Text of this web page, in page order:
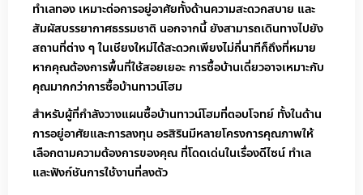
ทำเลทอง เหมาะต่อการอยู่อาศัยทั้งด้านความสะดวกสบาย และ
สัมผัสบรรยากาศธรรมชาติ นอกจากนี้ ยังสามารถเดินทางไปยัง
สถานที่ต่าง ๆ ในเชียงใหม่ได้สะดวกเพียงไม่กี่นาทีก็ถึงที่หมาย
หากคุณต้องการพื้นที่ใช้สอยเยอะ การซื้อบ้านเดี่ยวอาจเหมาะกับ
คุณมากกว่าการซื้อบ้านทาวน์โฮม
สำหรับผู้ที่กำลังวางแผนซื้อบ้านทาวน์โฮมที่ตอบโจทย์ ทั้งในด้าน
การอยู่อาศัยและการลงทุน อรสิรินมีหลายโครงการคุณภาพให้
เลือกตามความต้องการของคุณ ที่โดดเด่นในเรื่องดีไซน์ ทำเล
และฟังก์ชันการใช้งานที่ลงตัว